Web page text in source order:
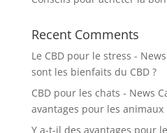
Recent Comments
Le CBD pour le stress -
sont les bienfaits du CBD ?
CBD pour les chats - News
avantages pour les animaux
Y a-t-il des avantages pour